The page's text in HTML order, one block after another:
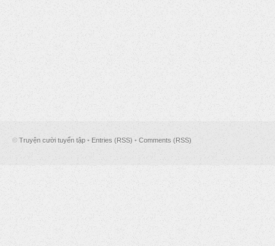
© Truyện cười tuyển tập • Entries (RSS) • Comments (RSS)